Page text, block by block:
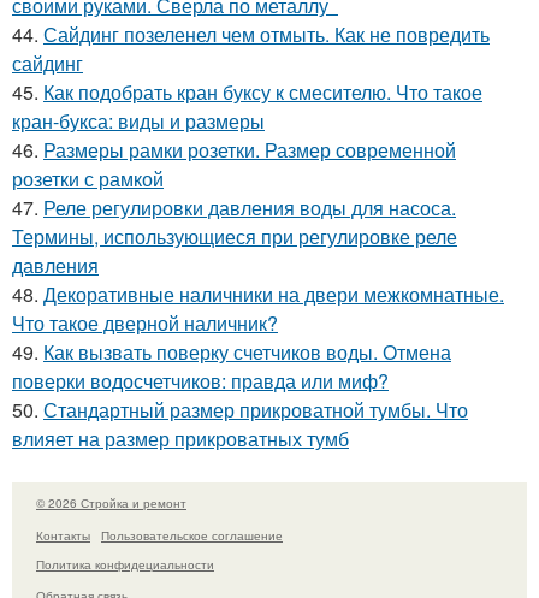
своими руками. Сверла по металлу
44. Сайдинг позеленел чем отмыть. Как не повредить
сайдинг
45. Как подобрать кран буксу к смесителю. Что такое
кран-букса: виды и размеры
46. Размеры рамки розетки. Размер современной
розетки с рамкой
47. Реле регулировки давления воды для насоса.
Термины, использующиеся при регулировке реле
давления
48. Декоративные наличники на двери межкомнатные.
Что такое дверной наличник?
49. Как вызвать поверку счетчиков воды. Отмена
поверки водосчетчиков: правда или миф?
50. Стандартный размер прикроватной тумбы. Что
влияет на размер прикроватных тумб
© 2026 Стройка и ремонт
Контакты
Пользовательское соглашение
Политика конфидециальности